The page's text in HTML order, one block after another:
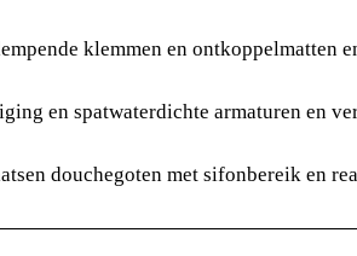
klemmen en ontkoppelmatten
en spatwaterdichte armaturen en
douchegoten met sifonbereik en